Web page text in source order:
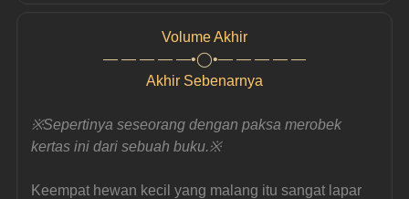
Volume Akhir
— — — — —•◯•— — — — —
Akhir Sebenarnya
※Sepertinya seseorang dengan paksa merobek
kertas ini dari sebuah buku.※
Keempat hewan kecil yang malang itu sangat lapar